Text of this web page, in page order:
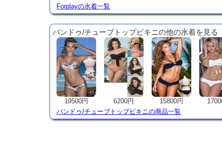
Forplayの水着一覧
バンドゥ/チューブトップビキニの他の水着を見る
19500円 6200円 15800円
バンドゥ/チューブトップビキニの商品一覧